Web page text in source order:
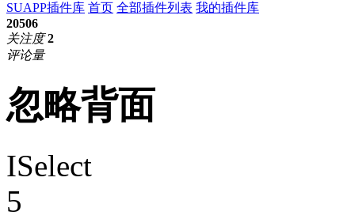
SUAPP插件库 首页 全部插件列表 我的插件库
20506
关注度 2
评论量
忽略背面
ISelect
5